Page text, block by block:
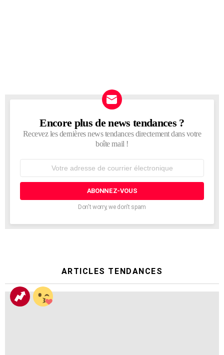
NEWSLETTER
Encore plus de news tendances ?
Recevez les dernières news tendances directement dans votre
boîte mail !
courrier
Don't worry, we don't spam
ARTICLES TENDANCES